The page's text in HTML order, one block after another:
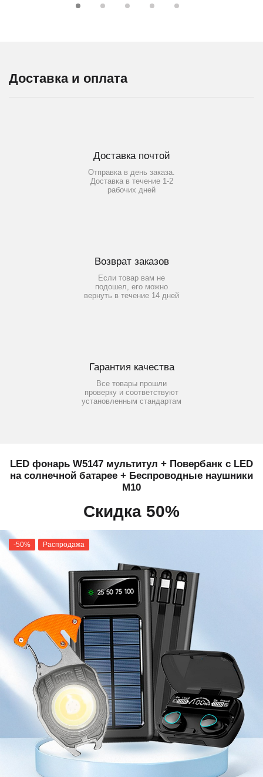
Доставка и оплата
Доставка почтой
Отправка в день заказа.
Доставка в течение 1-2
рабочих дней
Возврат заказов
Если товар вам не
подошел, его можно
вернуть в течение 14 дней
Гарантия качества
Все товары прошли
проверку и соответствуют
установленным стандартам
LED фонарь W5147 мультитул + Повербанк с LED
на солнечной батарее + Беспроводные наушники
M10
Скидка 50%
-50% Распродажа